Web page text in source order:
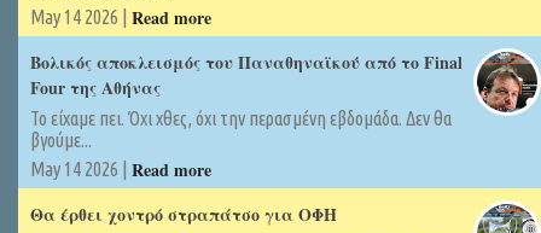
May 14 2026 | Read more
Βολικός αποκλεισμός του Παναθηναϊκού από το Final
Four της Αθήνας
Το είχαμε πει. Όχι χθες, όχι την περασμένη εβδομάδα. Δεν θα
βγούμε...
May 14 2026 | Read more
Θα έρθει χοντρό στραπάτσο για ΟΦΗ